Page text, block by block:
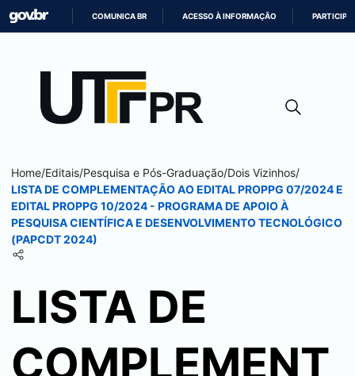
CONTEÚDO
COMUNICA BR ACESSO À INFORMAÇÃO PARTICIPE
Home/Editais/Pesquisa e Pós-Graduação/Dois Vizinhos/
LISTA DE COMPLEMENTAÇÃO AO EDITAL PROPPG 07/2024 E
EDITAL PROPPG 10/2024 - PROGRAMA DE APOIO À
PESQUISA CIENTÍFICA E DESENVOLVIMENTO TECNOLÓGICO
(PAPCDT 2024)
LISTA DE
COMPLEMENT